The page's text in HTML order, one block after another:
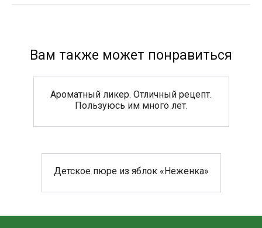
Вам также может понравиться
Ароматный ликер. Отличный рецепт.
Пользуюсь им много лет.
Детское пюре из яблок «Неженка»